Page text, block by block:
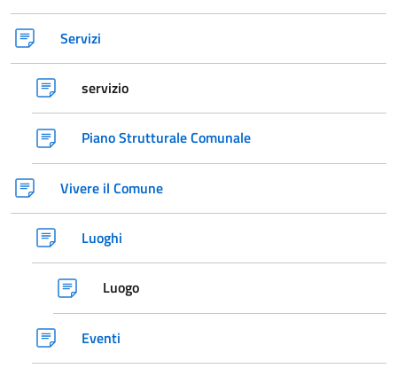
Servizi
servizio
Piano Strutturale Comunale
Vivere il Comune
Luoghi
Luogo
Eventi